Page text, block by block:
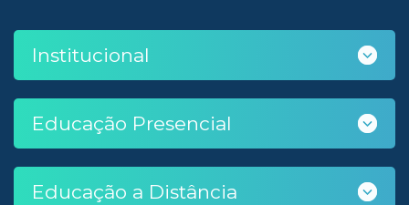
Institucional
Educação Presencial
Educação a Distância